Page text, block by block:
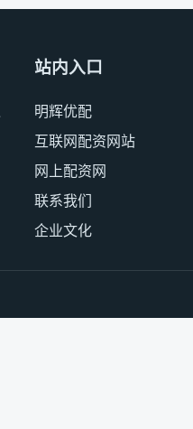
站内入口
明辉优配
互联网配资网站
网上配资网
联系我们
企业文化